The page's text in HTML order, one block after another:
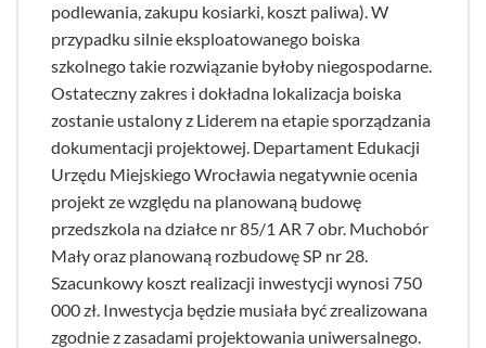
podlewania, zakupu kosiarki, koszt paliwa). W
przypadku silnie eksploatowanego boiska
szkolnego takie rozwiązanie byłoby niegospodarne.
Ostateczny zakres i dokładna lokalizacja boiska
zostanie ustalony z Liderem na etapie sporządzania
dokumentacji projektowej. Departament Edukacji
Urzędu Miejskiego Wrocławia negatywnie ocenia
projekt ze względu na planowaną budowę
przedszkola na działce nr 85/1 AR 7 obr. Muchobór
Mały oraz planowaną rozbudowę SP nr 28.
Szacunkowy koszt realizacji inwestycji wynosi 750
000 zł. Inwestycja będzie musiała być zrealizowana
zgodnie z zasadami projektowania uniwersalnego.